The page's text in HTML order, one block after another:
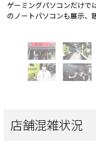
ゲーミングパソコンだけで
のノートパソコンも展示、
店舗混雑状況